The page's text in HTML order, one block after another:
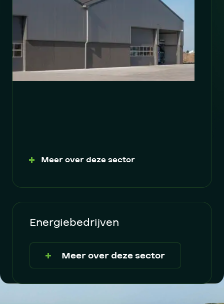
Meer over deze sector
Energiebedrijven
Meer over deze sector